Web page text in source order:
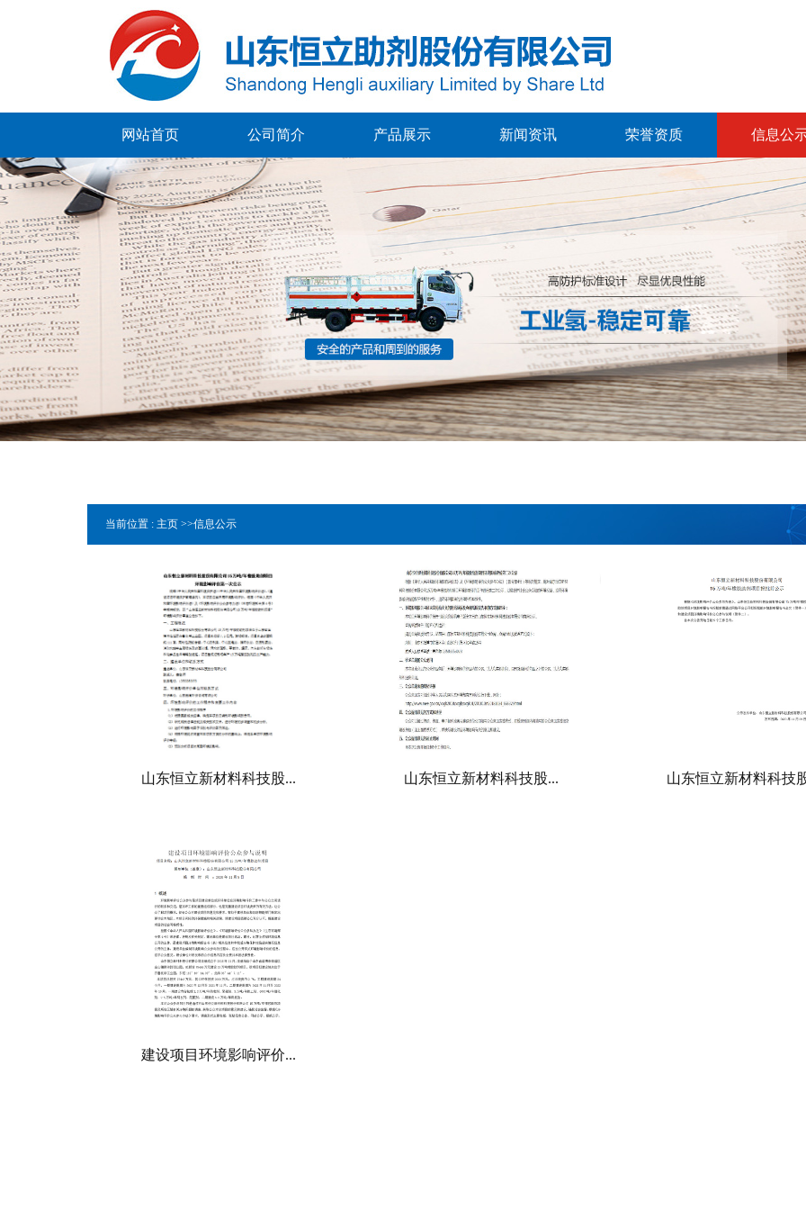
网站首页 公司简介 产品展示 新闻资讯 荣誉资质 信息公
当前位置 : 主页 >>信息公示
山东恒立新材料科技股... 山东恒立新材料科技股... 山东恒立新材料科技
建设项目环境影响评价...